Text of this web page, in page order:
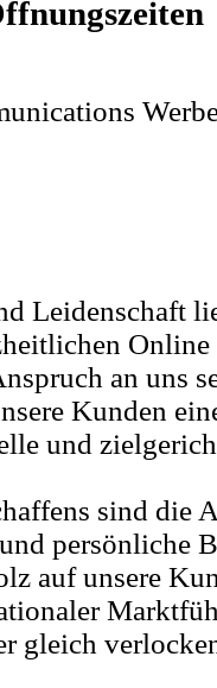
Leidenschaft
an uns
Kunden
und
sind die
persönliche
auf unsere
gleich